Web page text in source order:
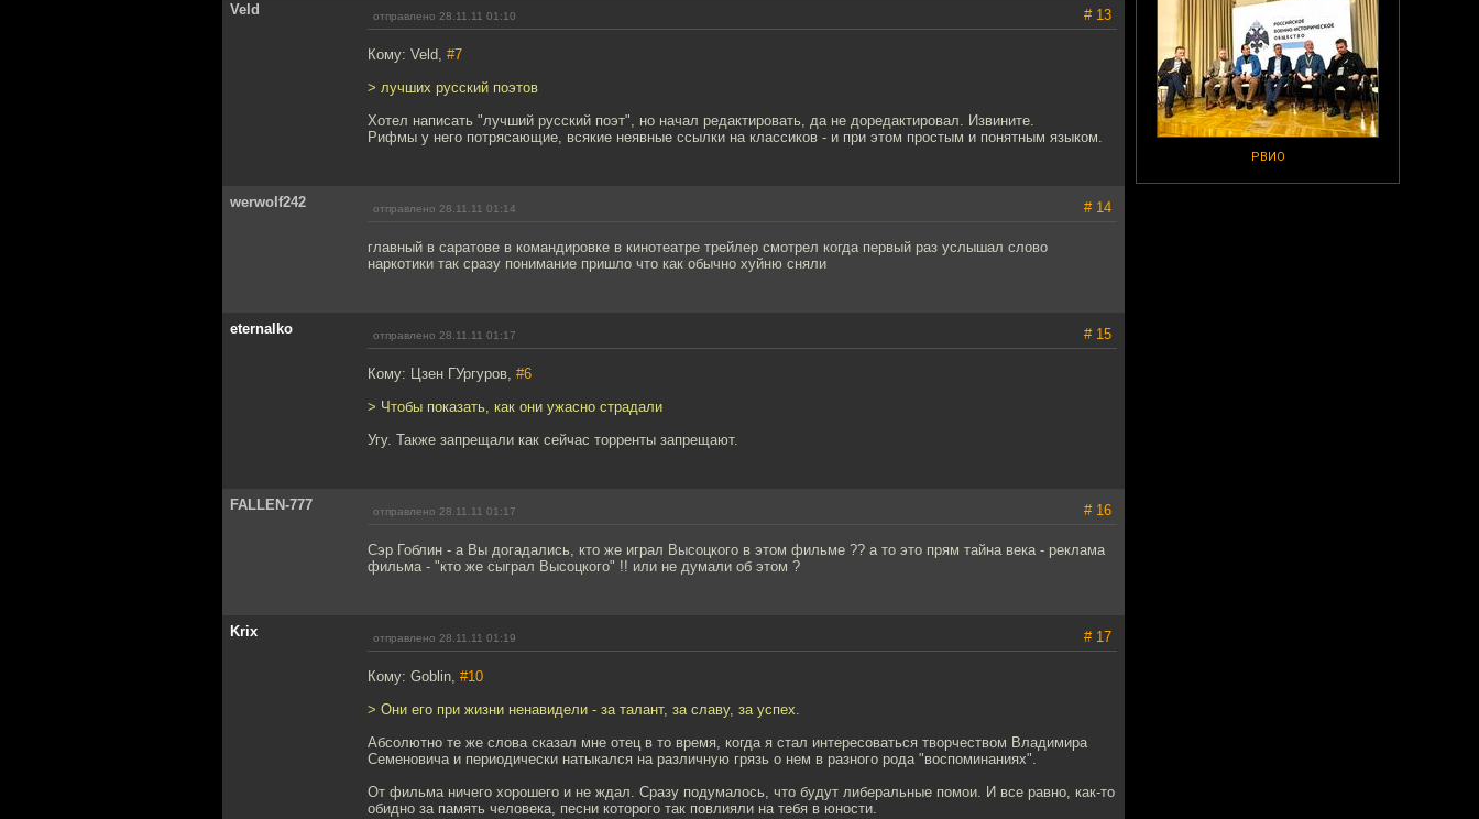
РВИО
Veld отправлено 28.11.11 01:10 # 13
Кому: Veld, #7
> лучших русский поэтов
Хотел написать "лучший русский поэт", но начал редактировать, да не доредактировал. Извините.
Рифмы у него потрясающие, всякие неявные ссылки на классиков - и при этом простым и понятным языком.
werwolf242 отправлено 28.11.11 01:14 # 14
главный в саратове в командировке в кинотеатре трейлер смотрел когда первый раз услышал слово
наркотики так сразу понимание пришло что как обычно хуйню сняли
eternalko отправлено 28.11.11 01:17 # 15
Кому: Цзен ГУргуров, #6
> Чтобы показать, как они ужасно страдали
Угу. Также запрещали как сейчас торренты запрещают.
FALLEN-777 отправлено 28.11.11 01:17 # 16
Сэр Гоблин - а Вы догадались, кто же играл Высоцкого в этом фильме ?? а то это прям тайна века - реклама
фильма - "кто же сыграл Высоцкого" !! или не думали об этом ?
Krix отправлено 28.11.11 01:19 # 17
Кому: Goblin, #10
> Они его при жизни ненавидели - за талант, за славу, за успех.
Абсолютно те же слова сказал мне отец в то время, когда я стал интересоваться творчеством Владимира
Семеновича и периодически натыкался на различную грязь о нем в разного рода "воспоминаниях".
От фильма ничего хорошего и не ждал. Сразу подумалось, что будут либеральные помои. И все равно, как-то
обидно за память человека, песни которого так повлияли на тебя в юности.